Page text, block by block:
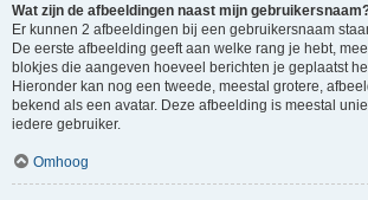
Wat zijn de afbeeldingen naast mijn
Er kunnen 2 afbeeldingen bij een gebruikersnaam
De eerste afbeelding geeft aan welke rang je hebt,
blokjes die aangeven hoeveel berichten je geplaatst
Hieronder kan nog een tweede, meestal grotere,
bekend als een avatar. Deze afbeelding is meestal
iedere gebruiker.
Omhoog